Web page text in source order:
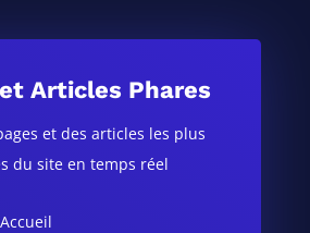
Articles Phares
et des articles les plus
du site en temps réel
Accueil